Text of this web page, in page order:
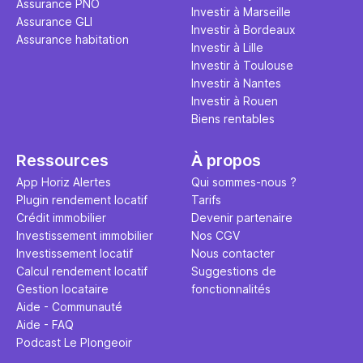
Assurance PNO
Assurance GLI
Assurance habitation
Investir à Marseille
Investir à Bordeaux
Investir à Lille
Investir à Toulouse
Investir à Nantes
Investir à Rouen
Biens rentables
Ressources
App Horiz Alertes
Plugin rendement locatif
Crédit immobilier
Investissement immobilier
Investissement locatif
Calcul rendement locatif
Gestion locataire
Aide - Communauté
Aide - FAQ
Podcast Le Plongeoir
À propos
Qui sommes-nous ?
Tarifs
Devenir partenaire
Nos CGV
Nous contacter
Suggestions de
fonctionnalités